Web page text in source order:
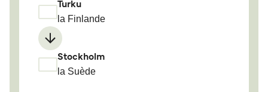
Turku
la Finlande
Stockholm
la Suède